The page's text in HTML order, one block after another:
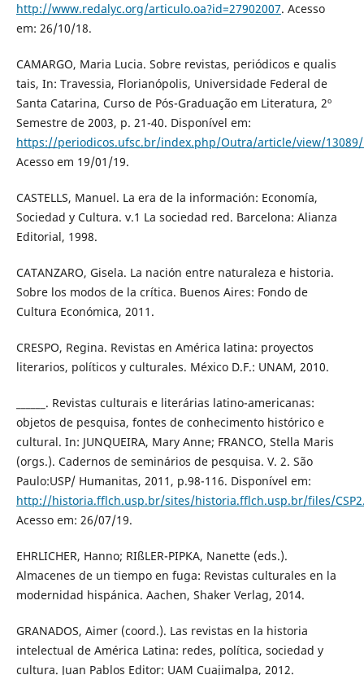
http://www.redalyc.org/articulo.oa?id=27902007. Acesso
em: 26/10/18.
CAMARGO, Maria Lucia. Sobre revistas, periódicos e qualis
tais, In: Travessia, Florianópolis, Universidade Federal de
Santa Catarina, Curso de Pós-Graduação em Literatura, 2º
Semestre de 2003, p. 21-40. Disponível em:
https://periodicos.ufsc.br/index.php/Outra/article/view/13089/
Acesso em 19/01/19.
CASTELLS, Manuel. La era de la información: Economía,
Sociedad y Cultura. v.1 La sociedad red. Barcelona: Alianza
Editorial, 1998.
CATANZARO, Gisela. La nación entre naturaleza e historia.
Sobre los modos de la crítica. Buenos Aires: Fondo de
Cultura Económica, 2011.
CRESPO, Regina. Revistas en América latina: proyectos
literarios, políticos y culturales. México D.F.: UNAM, 2010.
______. Revistas culturais e literárias latino-americanas:
objetos de pesquisa, fontes de conhecimento histórico e
cultural. In: JUNQUEIRA, Mary Anne; FRANCO, Stella Maris
(orgs.). Cadernos de seminários de pesquisa. V. 2. São
Paulo:USP/ Humanitas, 2011, p.98-116. Disponível em:
http://historia.fflch.usp.br/sites/historia.fflch.usp.br/files/
Acesso em: 26/07/19.
EHRLICHER, Hanno; RIßLER-PIPKA, Nanette (eds.).
Almacenes de un tiempo en fuga: Revistas culturales en la
modernidad hispánica. Aachen, Shaker Verlag, 2014.
GRANADOS, Aimer (coord.). Las revistas en la historia
intelectual de América Latina: redes, política, sociedad y
cultura. Juan Pablos Editor: UAM Cuajimalpa, 2012.